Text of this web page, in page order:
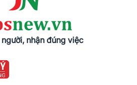
nhận đúng việc